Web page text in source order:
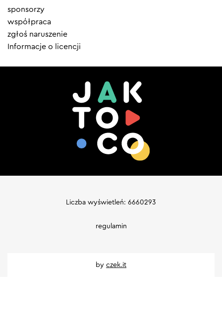
sponsorzy
współpraca
zgłoś naruszenie
Informacje o licencji
by czek.it
Liczba wyświetleń: 6660293
regulamin